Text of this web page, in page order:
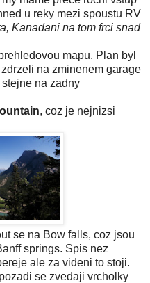
u reky mezi spoustu RV
Kanadani na tom frci snad
mapu. Plan byl
na zminenem garage
na zadny
, coz je nejnizsi
se na Bow falls, coz jsou
springs. Spis nez
ale za videni to stoji.
se zvedaji vrcholky